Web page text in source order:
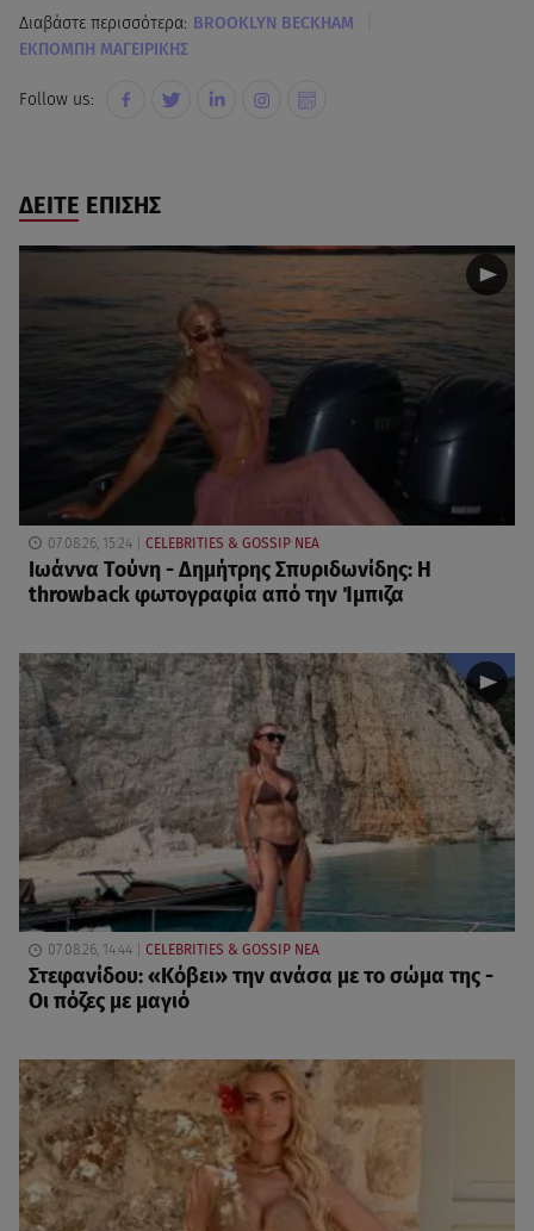
Διαβάστε περισσότερα: BROOKLYN BECKHAM
ΕΚΠΟΜΠΗ ΜΑΓΕΙΡΙΚΗΣ
Follow us:
ΔΕΙΤΕ ΕΠΙΣΗΣ
07.08.26, 15:24 CELEBRITIES & GOSSIP ΝΕΑ
Ιωάννα Τούνη - Δημήτρης Σπυριδωνίδης: Η
throwback φωτογραφία από την Ίμπιζα
07.08.26, 14:44 CELEBRITIES & GOSSIP ΝΕΑ
Στεφανίδου: «Κόβει» την ανάσα με το σώμα της -
Οι πόζες με μαγιό